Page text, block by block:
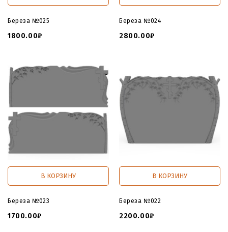
Береза №025
1800.00₽
Береза №024
2800.00₽
В КОРЗИНУ
Береза №023
1700.00₽
В КОРЗИНУ
Береза №022
2200.00₽